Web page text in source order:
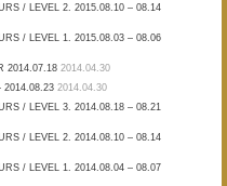
/ LEVEL 2. 2015.08.10 – 08.14
/ LEVEL 1. 2015.08.03 – 08.06
2014.07.18 2014.04.30
2014.08.23 2014.04.30
/ LEVEL 3. 2014.08.18 – 08.21
/ LEVEL 2. 2014.08.10 – 08.14
/ LEVEL 1. 2014.08.04 – 08.07